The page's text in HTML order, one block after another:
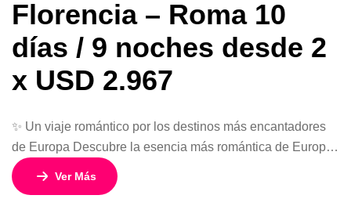
Florencia – Roma 10
días / 9 noches desde 2
x USD 2.967
✨ Un viaje romántico por los destinos más encantadores
de Europa Descubre la esencia más romántica de Europa
en este circuito de 10 días y 9 noches, que combina
ciudades icónicas, paisajes inolvidables y experiencias
Ver Más